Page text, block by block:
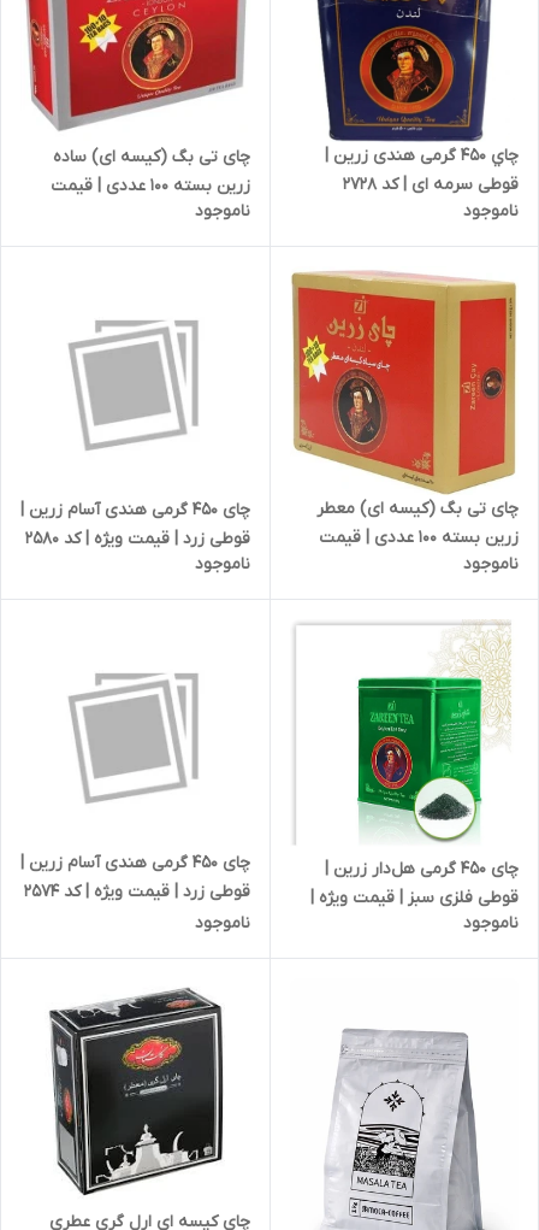
چاي 450 گرمی هندی زرين |
قوطی سرمه ای | کد 2728
ناموجود
چای تی بگ (کیسه ای) ساده
زرین بسته 100 عددی | قیمت
ویژه | کد 2586
ناموجود
چای تی بگ (کیسه ای) معطر
زرین بسته 100 عددی | قیمت
ویژه | کد 2585
ناموجود
چای 450 گرمی هندی آسام زرین |
قوطی زرد | قیمت ویژه | کد 2580
ناموجود
چای 450 گرمی هل‌دار زرین |
قوطی فلزی سبز | قیمت ویژه |
کد 2578
ناموجود
چای 450 گرمی هندی آسام زرین |
قوطی زرد | قیمت ویژه | کد 2574
ناموجود
چای کیسه ای ارل گری عطری